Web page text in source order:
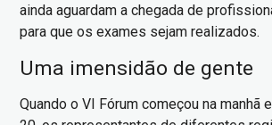
ainda aguardam a chegada de
para que os exames sejam realizados.
Uma imensidão de gente
Quando o VI Fórum começou na manhã